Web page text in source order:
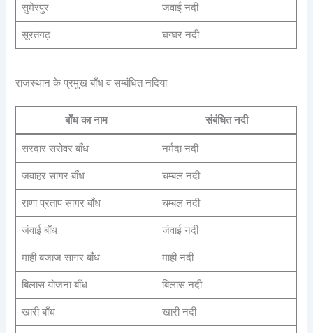
सुमेरपुर जंवाई नदी
सूरतगढ़ घग्घर नदी
राजस्थान के प्रमुख बाँध व सम्बंधित नदिया
बाँध का नाम संबंधित नदी
सरदार सरोवर बाँध नर्मदा नदी
जवाहर सागर बाँध चम्बल नदी
राणा प्रताप सागर बाँध चम्बल नदी
जंवाई बाँध जंवाई नदी
माही बजाज सागर बाँध माही नदी
बिलास योजना बाँध बिलास नदी
खारी बाँध खारी नदी